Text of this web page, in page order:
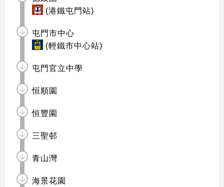
(港鐵屯門站)
屯門市中心
(輕鐵市中心站)
屯門官立中學
恒順園
恒豐園
三聖邨
青山灣
海景花園